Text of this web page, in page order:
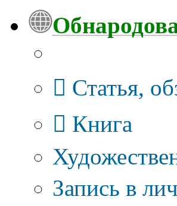
Статья,
Книга
Запись в